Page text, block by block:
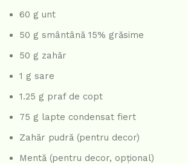
60 g unt
50 g smântână 15% grăsime
50 g zahăr
1 g sare
1.25 g praf de copt
75 g lapte condensat fiert
Zahăr pudră (pentru decor)
Mentă (pentru decor, opțional)